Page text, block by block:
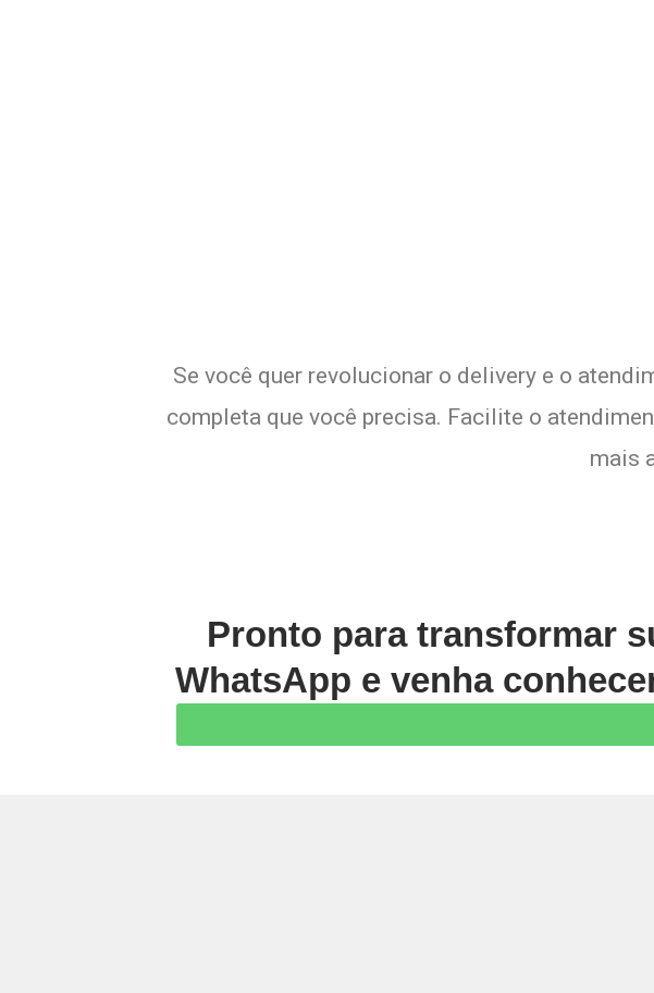
Se você quer revolucionar o delivery e o
completa que você precisa. Facilite o
mais
Pronto para transformar
WhatsApp e venha